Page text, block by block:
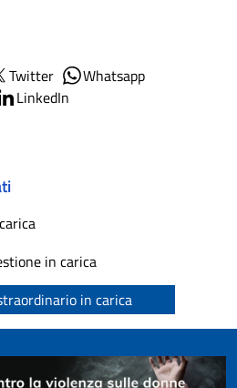
Twitter
Whatsapp
LinkedIn
in carica
in carica